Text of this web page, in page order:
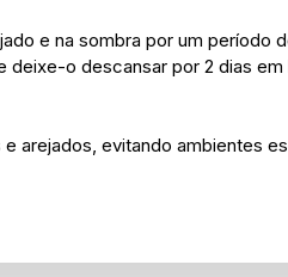
e na sombra por um período
o descansar por 2 dias
arejados, evitando ambientes